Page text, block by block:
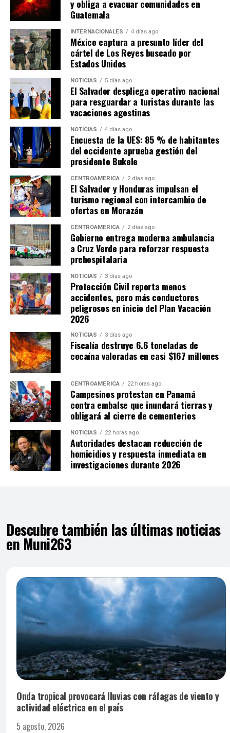
y obliga a evacuar comunidades en
Guatemala
INTERNACIONALES 4 días ago
México captura a presunto líder del
cártel de Los Reyes buscado por
Estados Unidos
NOTICIAS 5 días ago
El Salvador despliega operativo nacional
para resguardar a turistas durante las
vacaciones agostinas
NOTICIAS 4 días ago
Encuesta de la UES: 85 % de habitantes
del occidente aprueba gestión del
presidente Bukele
CENTROAMÉRICA 2 días ago
El Salvador y Honduras impulsan el
turismo regional con intercambio de
ofertas en Morazán
CENTROAMÉRICA 2 días ago
Gobierno entrega moderna ambulancia
a Cruz Verde para reforzar respuesta
prehospitalaria
NOTICIAS 3 días ago
Protección Civil reporta menos
accidentes, pero más conductores
peligrosos en inicio del Plan Vacación
2026
NOTICIAS 3 días ago
Fiscalía destruye 6.6 toneladas de
cocaína valoradas en casi $167 millones
CENTROAMÉRICA 22 horas ago
Campesinos protestan en Panamá
contra embalse que inundará tierras y
obligará al cierre de cementerios
NOTICIAS 22 horas ago
Autoridades destacan reducción de
homicidios y respuesta inmediata en
investigaciones durante 2026
Descubre también las últimas noticias
en Muni263
Onda tropical provocará lluvias con ráfagas de viento y
actividad eléctrica en el país
5 agosto, 2026